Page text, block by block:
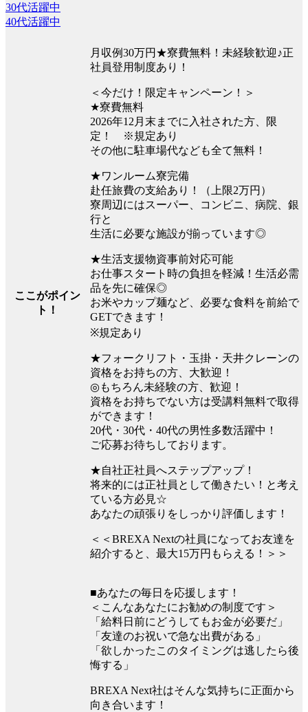
30代活躍中
40代活躍中
ここがポイン
ト！
月収例30万円★寮費無料！未経験歓迎♪正
社員登用制度あり！
＜今だけ！限定キャンペーン！＞
★寮費無料
2026年12月末までに入社された方、限
定！ ※規定あり
その他に駐車場代なども全て無料！
★ワンルーム寮完備
赴任旅費の支給あり！（上限2万円）
寮周辺にはスーパー、コンビニ、病院、銀
行と
生活に必要な施設が揃っています◎
★生活支援物資事前対応可能
お仕事スタート時の負担を軽減！生活必需
品を先に確保◎
お米やカップ麺など、必要な食料を前給で
GETできます！
※規定あり
★フォークリフト・玉掛・天井クレーンの
資格をお持ちの方、大歓迎！
◎もちろん未経験の方、歓迎！
資格をお持ちでない方は受講料無料で取得
ができます！
20代・30代・40代の男性多数活躍中！
ご応募お待ちしております。
★自社正社員へステップアップ！
将来的には正社員として働きたい！と考え
ている方必見☆
あなたの頑張りをしっかり評価します！
＜＜BREXA Nextの社員になってお友達を
紹介すると、最大15万円もらえる！＞＞
■あなたの毎日を応援します！
＜こんなあなたにお勧めの制度です＞
「給料日前にどうしてもお金が必要だ」
「友達のお祝いで急な出費がある」
「欲しかったこのタイミングは逃したら後
悔する」
BREXA Next社はそんな気持ちに正面から
向き合います！